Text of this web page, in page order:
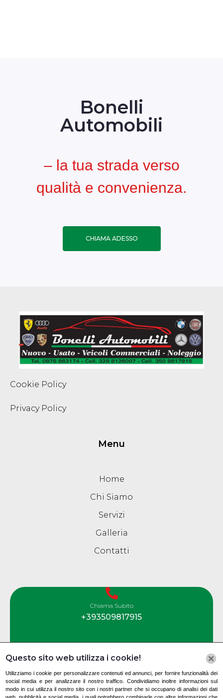
Bonelli
Automobili
– la tua strada verso
qualità e convenienza.
CHIAMA ADESSO
Cookie Policy
Privacy Policy
Menu
Home
Chi Siamo
Servizi
Galleria
Contatti
Chiama Subito
+393509817915
Questo sito web utilizza i cookie!
Utilizziamo i cookie per personalizzare contenuti ed annunci, per fornire funzionalità dei
social media e per analizzare il nostro traffico. Condividiamo inoltre informazioni sul
modo in cui utilizza il nostro sito con i nostri partner che si occupano di analisi dei dati